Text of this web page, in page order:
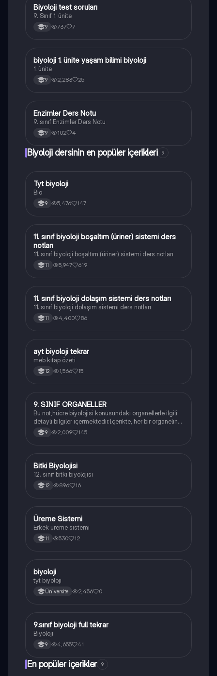
Biyoloji
Biyoloji test soruları
9. Sınıf 1. ünite
9 737 7
Biyoloji
biyoloji 1. ünite yaşam bilimi biyoloji
1. ünite
9 2,283 25
Biyoloji
Enzimler Ders Notu
9. sınıf Enzimler Ders Notu
9 102 4
Biyoloji dersinin en popüler içerikleri 9
Biyoloji
Tyt biyoloji
Bio
9 5,476 147
Biyoloji
11. sınıf biyoloji boşaltım (üriner) sistemi ders
notları
11. sınıf biyoloji boşaltım (üriner) sistemi ders notları
11 5,947 619
Biyoloji
11. sınıf biyoloji dolaşım sistemi ders notları
11. sınıf biyoloji dolaşım sistemi ders notları
11 4,400 86
Biyoloji
ayt biyoloji tekrar
meb kitap özeti
12 1,566 15
Biyoloji
9. SINIF ORGANELLER
Bu not,hücre biyolojisi konusundaki organellerle ilgili
detaylı bilgiler içermektedir.İçerikte, her bir organelin
yapısı,fonksiyonları ve hücre içindeki rolü
açıklanmaktadır.
9 2,009 145
Biyoloji
Bitki Biyolojisi
12. sınıf bitki biyolojisi
12 896 16
Biyoloji
Üreme Sistemi
Erkek üreme sistemi
11 530 12
BBiyoloji
biyoloji
tyt biyoloji
Üniversite 2,456 0
Biyoloji
9.sınıf biyoloji full tekrar
Biyoloji
9 4,655 41
En popüler içerikler 9